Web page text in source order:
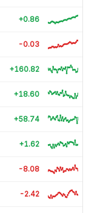
+0.86
-0.03
+160.82
+18.60
+58.74
+1.62
-8.08
-2.42